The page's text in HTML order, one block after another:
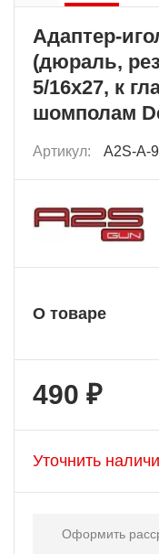
Адаптер-
(дюраль,
5/16х27, к
шомполам
Артикул: A2S-A-9
О товаре
490 ₽
Уточнить
Оформить